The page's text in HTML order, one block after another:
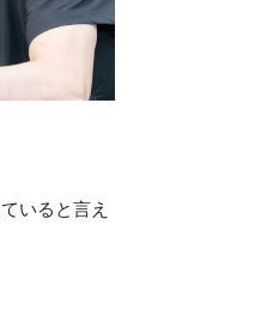
いると言え